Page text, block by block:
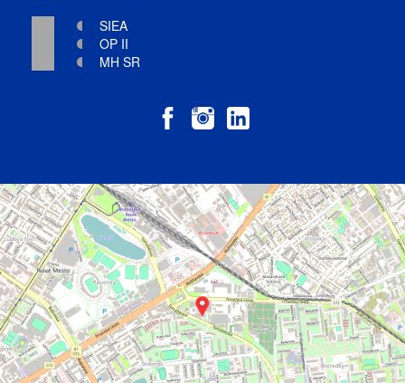
SIEA
OP II
MH SR